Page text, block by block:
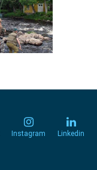
Instagram Linkedin